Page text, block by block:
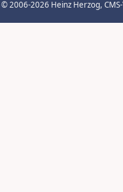
© 2006-2026 Heinz Herzog,